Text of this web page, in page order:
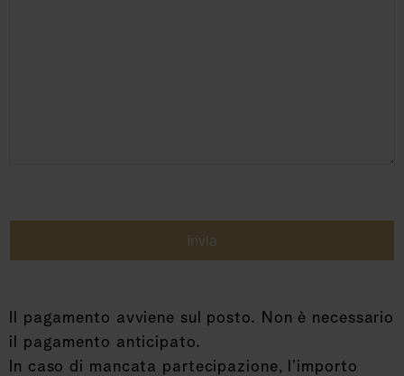
Invia
Il pagamento avviene sul posto. Non è necessario
il pagamento anticipato.
In caso di mancata partecipazione, l’importo